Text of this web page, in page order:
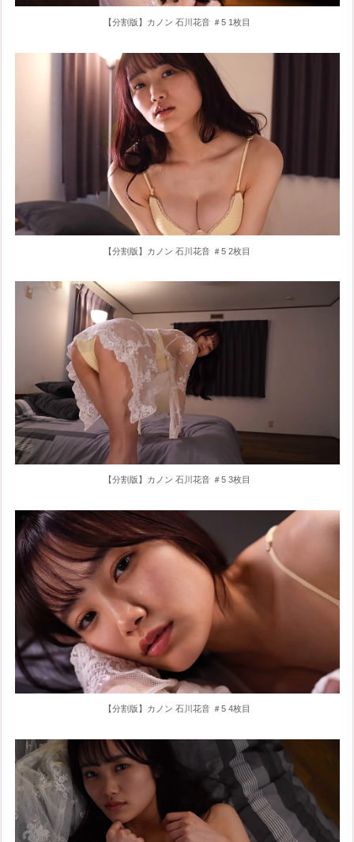
【分割版】カノン 石川花音 ＃5 1枚目
【分割版】カノン 石川花音 ＃5 2枚目
【分割版】カノン 石川花音 ＃5 3枚目
【分割版】カノン 石川花音 ＃5 4枚目